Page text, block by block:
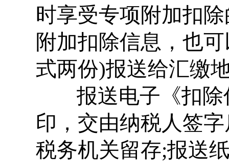
时享受专项附加扣
附加扣除信息，也
式两份)报送给汇缴
报送电子《扣除
印，交由纳税人签
税务机关留存;报送